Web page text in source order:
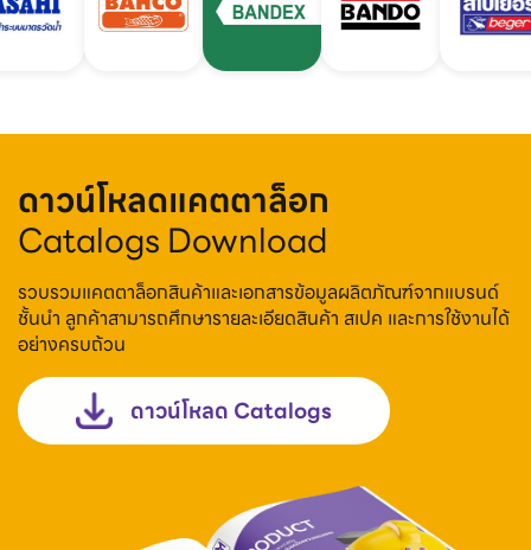
ดาวน์โหลดแคตตาล็อก
Catalogs Download
รวบรวมแคตตาล็อกสินค้าและเอกสารข้อมูลผลิตภัณฑ์จากแบรนด์
ชั้นนำ ลูกค้าสามารถศึกษารายละเอียดสินค้า สเปค และการใช้งานได้
อย่างครบถ้วน
ดาวน์โหลด Catalogs